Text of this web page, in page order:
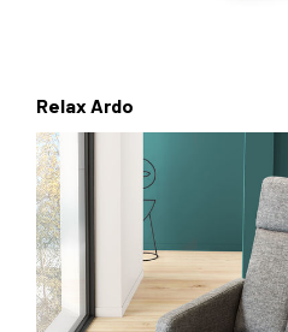
Relax Ardo